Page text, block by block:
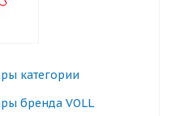
категории
бренда VOLL